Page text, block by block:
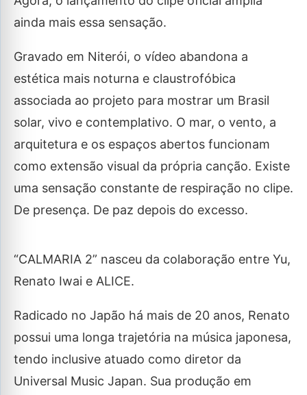
ainda mais essa sensação.
Gravado em Niterói, o vídeo abandona a
estética mais noturna e claustrofóbica
associada ao projeto para mostrar um Brasil
solar, vivo e contemplativo. O mar, o vento, a
arquitetura e os espaços abertos funcionam
como extensão visual da própria canção. Existe
uma sensação constante de respiração no clipe.
De presença. De paz depois do excesso.
“CALMARIA 2” nasceu da colaboração entre Yu,
Renato Iwai e ALICE.
Radicado no Japão há mais de 20 anos, Renato
possui uma longa trajetória na música japonesa,
tendo inclusive atuado como diretor da
Universal Music Japan. Sua produção em